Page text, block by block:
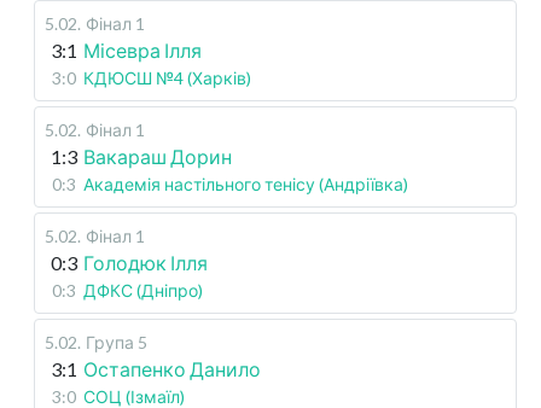
5.02. Фінал 1
3:1 Місевра Ілля
3:0 КДЮСШ №4 (Харків)
5.02. Фінал 1
1:3 Вакараш Дорин
0:3 Академія настільного тенісу (Андріївка)
5.02. Фінал 1
0:3 Голодюк Ілля
0:3 ДФКС (Дніпро)
5.02. Група 5
3:1 Остапенко Данило
3:0 СОЦ (Ізмаїл)